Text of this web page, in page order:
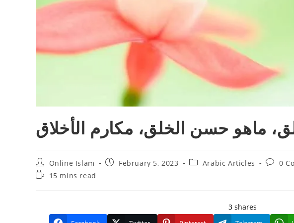
ماهو حسن الخلق، مكارم الأخلاق
Post
author:
Online Islam
PostFebruary 5, 2023
PostArabic Articles
Post0
Reading15 mins read
3 shares